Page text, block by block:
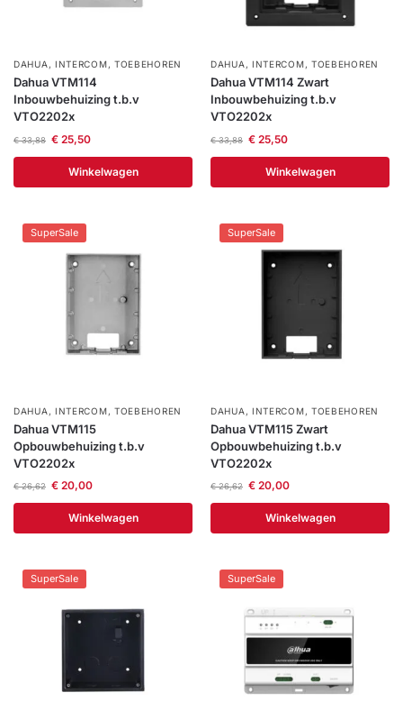
DAHUA , INTERCOM , TOEBEHOREN
Dahua VTM114
Inbouwbehuizing t.b.v
VTO2202x
€33,88 €25,50
Winkelwagen
DAHUA , INTERCOM , TOEBEHOREN
Dahua VTM114 Zwart
Inbouwbehuizing t.b.v
VTO2202x
€33,88 €25,50
Winkelwagen
SuperSale
DAHUA , INTERCOM, TOEBEHOREN
Dahua VTM115
Opbouwbehuizing t.b.v
VTO2202x
€26,62 €20,00
Winkelwagen
SuperSale
DAHUA , INTERCOM, TOEBEHOREN
Dahua VTM115 Zwart
Opbouwbehuizing t.b.v
VTO2202x
€26,62 €20,00
Winkelwagen
SuperSale SuperSale